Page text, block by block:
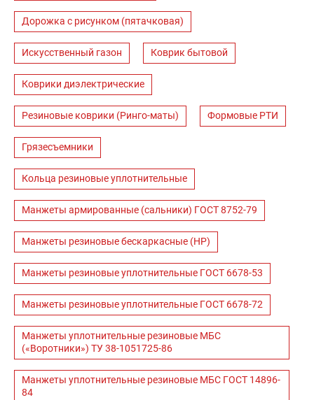
Дорожка с рисунком (пятачковая)
Искусственный газон Коврик бытовой
Коврики диэлектрические
Резиновые коврики (Ринго-маты) Формовые РТИ
Грязесъемники
Кольца резиновые уплотнительные
Манжеты армированные (сальники) ГОСТ 8752-79
Манжеты резиновые бескаркасные (НР)
Манжеты резиновые уплотнительные ГОСТ 6678-53
Манжеты резиновые уплотнительные ГОСТ 6678-72
Манжеты уплотнительные резиновые МБС
(«Воротники») ТУ 38-1051725-86
Манжеты уплотнительные резиновые МБС ГОСТ 14896-
84